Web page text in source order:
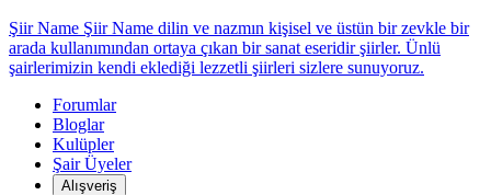
Şiir Name Şiir Name dilin ve nazmın kişisel ve üstün bir zevkle bir
arada kullanımından ortaya çıkan bir sanat eseridir şiirler. Ünlü
şairlerimizin kendi eklediği lezzetli şiirleri sizlere sunuyoruz.
Forumlar
Bloglar
Kulüpler
Şair Üyeler
Alışveriş
*